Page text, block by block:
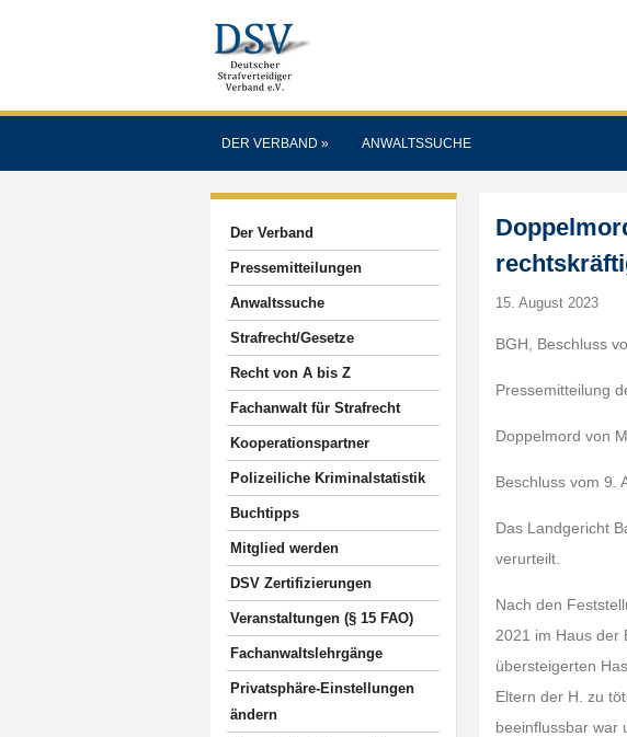
DER VERBAND » ANWALTSSUCHE
Der Verband
Pressemitteilungen
Anwaltssuche
Strafrecht/Gesetze
Recht von A bis Z
Fachanwalt für Strafrecht
Kooperationspartner
Polizeiliche Kriminalstatistik
Buchtipps
Mitglied werden
DSV Zertifizierungen
Veranstaltungen (§ 15 FAO)
Fachanwaltslehrgänge
Privatsphäre-Einstellungen
ändern
15. August 2023
BGH, Beschluss
Pressemitteilung
Doppelmord von
Beschluss vom 9.
Das Landgericht
verurteilt.
Nach den
2021 im Haus der
übersteigerten
Eltern der H. zu
beeinflussbar war